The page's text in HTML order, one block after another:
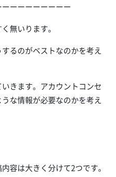
ーーーーーーーー
無いります。
るのがベストなのかを考え
きます。アカウントコンセ
な情報が必要なのかを考え
容は大きく分けて2つです。